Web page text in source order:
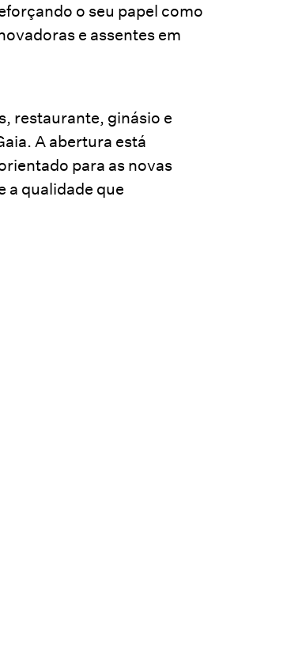
o seu papel como
e assentes em
restaurante, ginásio e
A abertura está
para as novas
a qualidade que